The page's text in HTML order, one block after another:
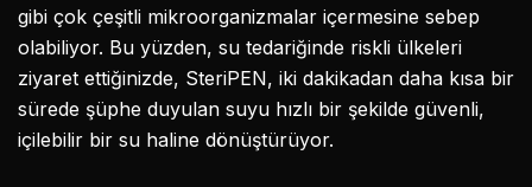
gibi çok çeşitli mikroorganizmalar içermesine sebep
olabiliyor. Bu yüzden, su tedariğinde riskli ülkeleri
ziyaret ettiğinizde, SteriPEN, iki dakikadan daha kısa bir
sürede şüphe duyulan suyu hızlı bir şekilde güvenli,
içilebilir bir su haline dönüştürüyor.